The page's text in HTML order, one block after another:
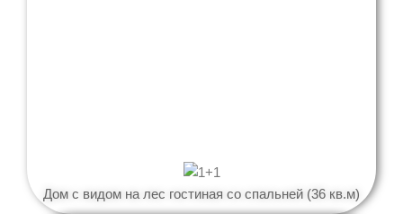
Дом с видом на лес гостиная со спальней (36 кв.м)